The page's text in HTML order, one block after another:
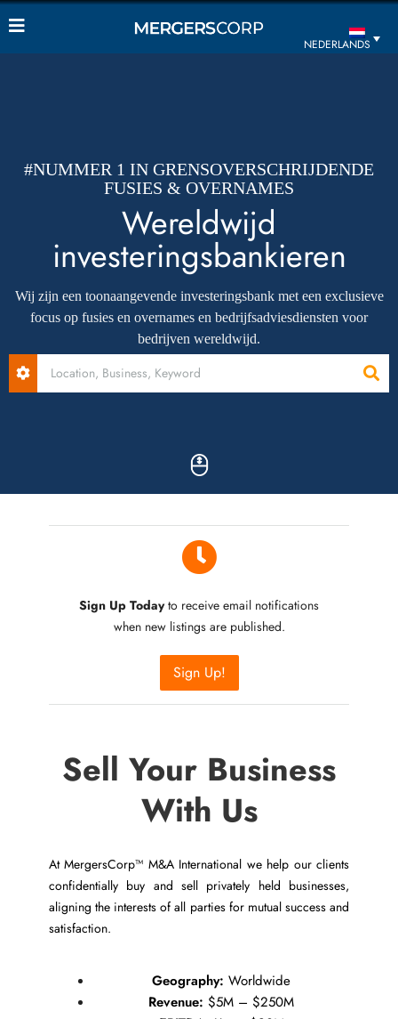
NEDERLANDS
#NUMMER 1 IN GRENSOVERSCHRIJDENDE
FUSIES & OVERNAMES
Wereldwijd
investeringsbankieren
Wij zijn een toonaangevende investeringsbank met een exclusieve
focus op fusies en overnames en bedrijfsadviesdiensten voor
bedrijven wereldwijd.
Sign Up Todayto receive email notifications
when new listings are published.
Sign Up!
Sell Your Business
With Us
At MergersCorp™ M&A International we help our clients
confidentially buy and sell privately held businesses,
aligning the interests of all parties for mutual success and
satisfaction.
Geography: Worldwide
Revenue: $5M – $250M